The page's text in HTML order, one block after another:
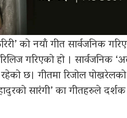
को नयाँ गीत सार्वजनिक
गरिएको हो । सार्वजनिक
छ। गीतमा रिजोल
सारंगी’ का गीतहरुले दर्शक